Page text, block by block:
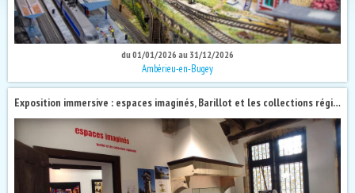
du 01/01/2026 au 31/12/2026
Ambérieu-en-Bugey
Exposition immersive : espaces imaginés, Barillot et les collections régionales